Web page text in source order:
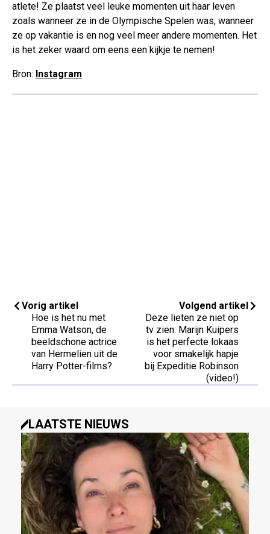
atlete! Ze plaatst veel leuke momenten uit haar leven
zoals wanneer ze in de Olympische Spelen was, wanneer
ze op vakantie is en nog veel meer andere momenten. Het
is het zeker waard om eens een kijkje te nemen!
Bron: Instagram
Vorig artikel
Hoe is het nu met
Emma Watson, de
beeldschone actrice
van Hermelien uit de
Harry Potter-films?
Volgend artikel
Deze lieten ze niet op
tv zien: Marijn Kuipers
is het perfecte lokaas
voor smakelijk hapje
bij Expeditie Robinson
(video!)
LAATSTE NIEUWS